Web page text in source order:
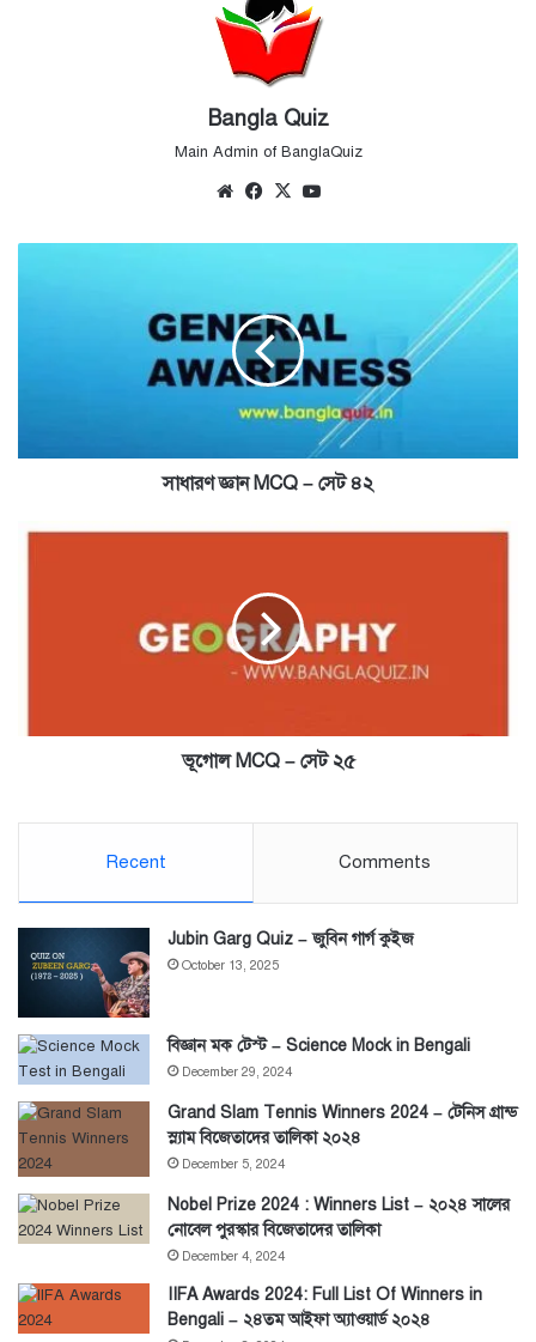
Bangla Quiz
Main Admin of BanglaQuiz
WebsiteFacebook
X
সাধারণ জ্ঞান MCQ – সেট ৪২
ভূগোল
ভূগোল MCQ – সেট ২৫
Recent Comments
Jubin Garg Quiz – জুবিন গার্গ কুইজ
October 13, 2025
বিজ্ঞান মক টেস্ট – Science Mock in Bengali
December 29, 2024
Grand Slam Tennis Winners 2024 – টেনিস গ্রান্ড
স্ল্যাম বিজেতাদের তালিকা ২০২৪
December 5, 2024
Nobel Prize 2024 : Winners List – ২০২৪ সালের
নোবেল পুরস্কার বিজেতাদের তালিকা
December 4, 2024
IIFA Awards 2024: Full List Of Winners in
Bengali – ২৪তম আইফা অ্যাওয়ার্ড ২০২৪